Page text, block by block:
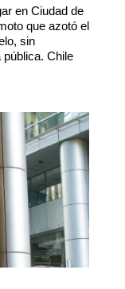
en Ciudad de
que azotó el
sin
Chile